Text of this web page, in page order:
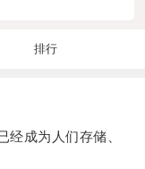
排行
成为人们存储、